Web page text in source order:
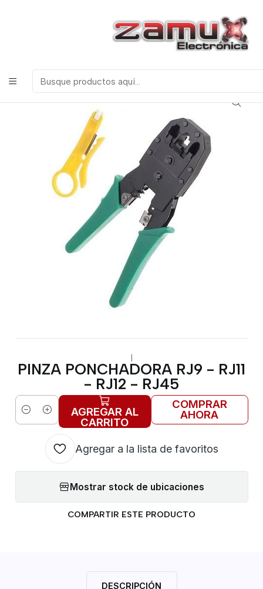
ELECTRONICOS, ROBOTICA & TECNOLOGIA
Herramientas
Varios
PINZA PONCHADORA RJ9 - RJ11 - RJ12 - RJ45
|
PINZA PONCHADORA RJ9 - RJ11
- RJ12 - RJ45
Cantidad AGREGAR AL
CARRITO
COMPRAR
AHORA
Agregar a la lista de favoritos
Mostrar stock de ubicaciones
COMPARTIR ESTE PRODUCTO
DESCRIPCIÓN